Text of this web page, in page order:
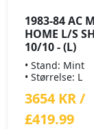
1983-84 AC
HOME L/S
10/10 - (L)
• Stand: Mint
• Størrelse: L
3654 KR /
£419.99